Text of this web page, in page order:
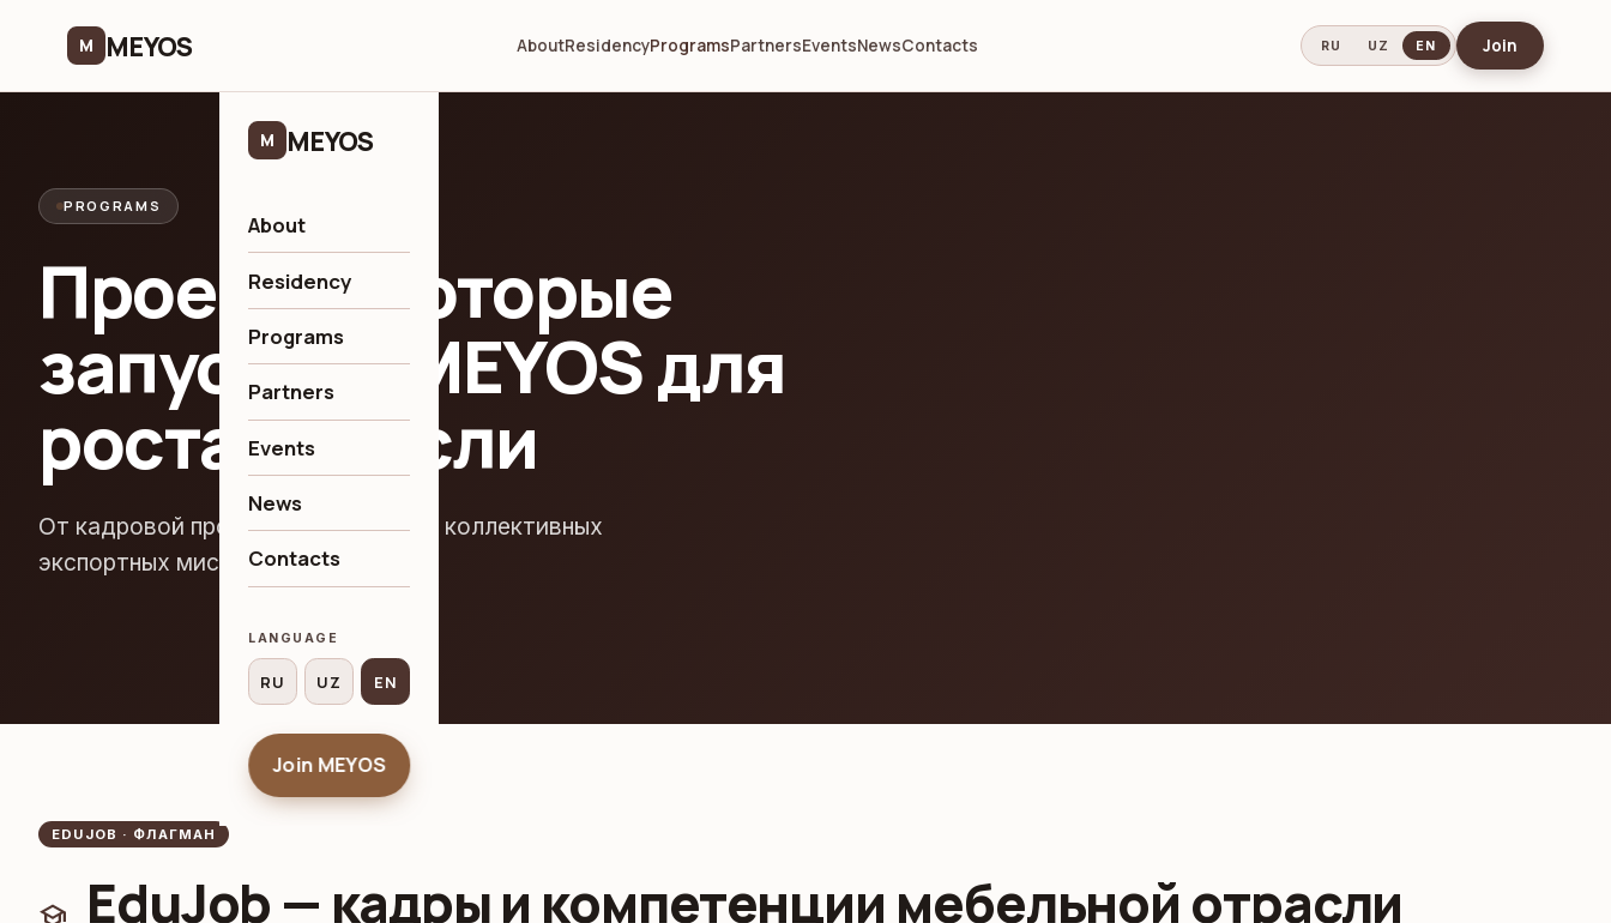
M MEYOS AboutResidencyProgramsPartnersEventsNewsContacts RU UZ EN Join
M MEYOS
About
Residency
Programs
Partners
Events
News
Contacts
LANGUAGE
RU UZ EN
Join MEYOS
PROGRAMS
Проекты, которые
запускает MEYOS для
роста отрасли
От кадровой программы EduJob до коллективных
экспортных миссий.
EDUJOB · ФЛАГМАН
school EduJob — кадры и компетенции мебельной отрасли